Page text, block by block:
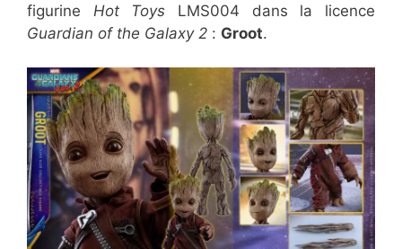
figurine Hot Toys LMS004 dans la licence
Guardian of the Galaxy 2 : Groot.